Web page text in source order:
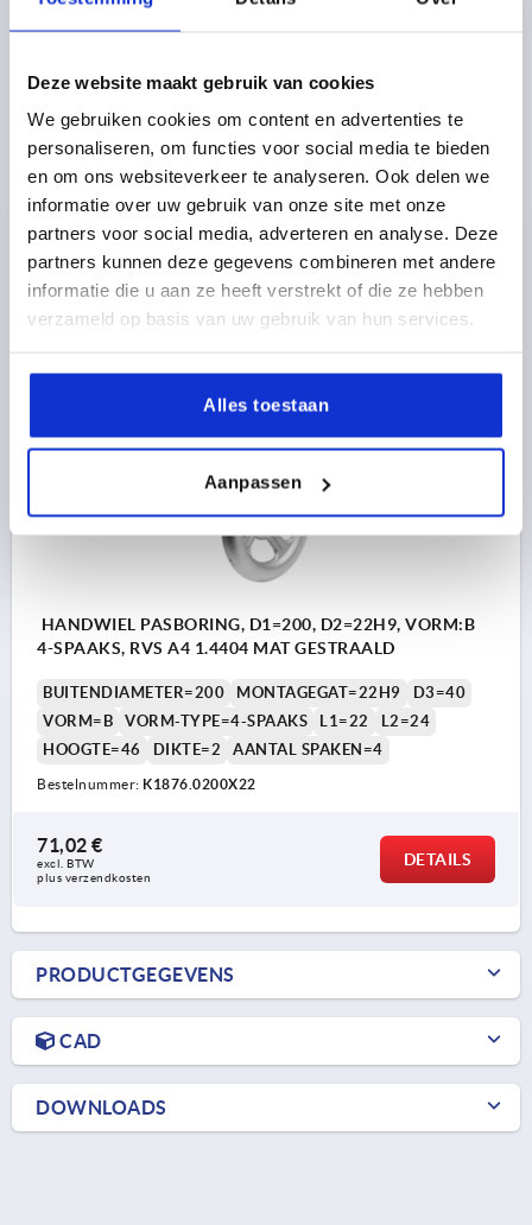
Deze website maakt gebruik van cookies
We gebruiken cookies om content en advertenties te
personaliseren, om functies voor social media te bieden
en om ons websiteverkeer te analyseren. Ook delen we
informatie over uw gebruik van onze site met onze
partners voor social media, adverteren en analyse. Deze
partners kunnen deze gegevens combineren met andere
informatie die u aan ze heeft verstrekt of die ze hebben
verzameld op basis van uw gebruik van hun services.
Alles toestaan
Aanpassen
4-SPAAKS, RVS A4 1.4404 MAT GESTRAALD
BUITENDIAMETER=200 MONTAGEGAT=18H9
D3=40
VORM=B
VORM-TYPE=4-SPAAKS L1=22
L2=24
HOOGTE=46
DIKTE=2 AANTAL SPAKEN=4
Bestelnummer:K1876.0200X18
71,02 €
HANDWIEL PASBORING, D1=200, D2=22H9, VORM:B
4-SPAAKS, RVS A4 1.4404 MAT GESTRAALD
BUITENDIAMETER=200 MONTAGEGAT=22H9
D3=40
VORM=B
VORM-TYPE=4-SPAAKS L1=22
L2=24
HOOGTE=46
DIKTE=2 AANTAL SPAKEN=4
Bestelnummer: K1876.0200X22
71,02 €
excl. BTW
plus verzendkosten
DETAILS
PRODUCTGEGEVENS
CAD
DOWNLOADS